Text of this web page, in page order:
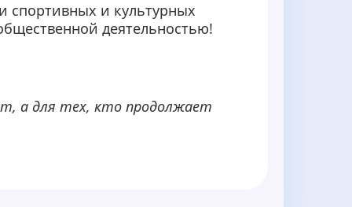
спортивных и культурных
деятельностью!
а для тех, кто продолжает